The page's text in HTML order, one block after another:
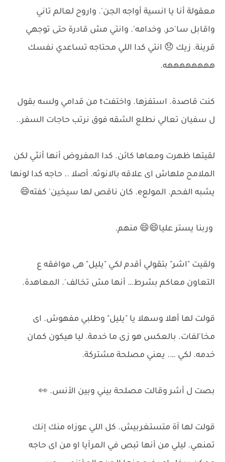
معقولة أنا يا انسية أواجه الجن'. واروح لعالم تاني
واقابل سا'حر. وخدامه'. وانتي مش قادرة حتى توجهي
قرينة. زيك 😞 انتي كدا اللي محتاجه تساعدي نفسك
ههههههههه.
كنت قاصدة. استفزها. واختفتt من قدامي ولسه بقول
ل سفيان تعالي نطلع الشقه فوق نرتب حاجات السفر..
لقيتها ظهرت ومعاها كائن. كدا المفروض أنها أنثي لكن
الملامح ملهاش اى علاقه بالانوثه. أصلا .. حاجه كدا لونها
يشبه الفحم. المولعe. كان ناقص لها سيخين' كفته😄
وربنا يستر عليا😄😄 منهم.
ولقيت "اشر" بتقولي أقدم لكي "يليل" هى موافقه ع
التعاون معاكم بشرط… أنها مش تخالف'. المعاهدة.
قولت لها أهلا وسهلا يا "يليل" وطلبي مفهوش. اى
مخا'لفات. بالعكس هو زى ما خدمة. ليا هيكون كمان
خدمه. لكي …. يعني مصلحة مشتركة.
بصت ل أشر وقالت مصلحة بيني وبين الأنس. 👀
قولت لها آة متستغربيش. كل اللي عوزاه منك إنك
تمنعي. ليلي من أنها تبص في المرآيا او من اى حاجه